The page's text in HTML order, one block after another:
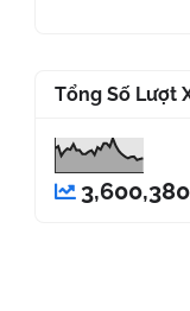
Tổng Số Lượt
3,600,380